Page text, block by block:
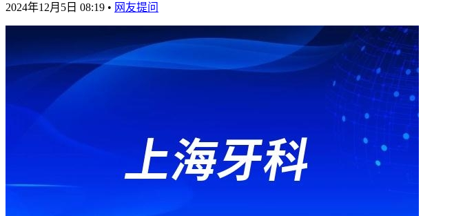
2024年12月5日 08:19 • 网友提问